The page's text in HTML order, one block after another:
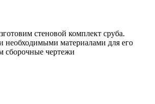
стеновой комплект сруба.
необходимыми материалами для его
сборочные чертежи